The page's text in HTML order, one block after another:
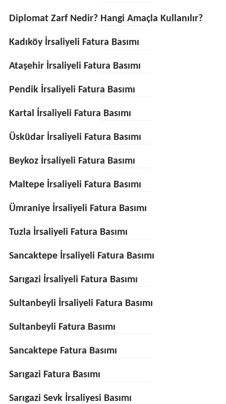
Diplomat Zarf Nedir? Hangi Amaçla Kullanılır?
Kadıköy İrsaliyeli Fatura Basımı
Ataşehir İrsaliyeli Fatura Basımı
Pendik İrsaliyeli Fatura Basımı
Kartal İrsaliyeli Fatura Basımı
Üsküdar İrsaliyeli Fatura Basımı
Beykoz İrsaliyeli Fatura Basımı
Maltepe İrsaliyeli Fatura Basımı
Ümraniye İrsaliyeli Fatura Basımı
Tuzla İrsaliyeli Fatura Basımı
Sancaktepe İrsaliyeli Fatura Basımı
Sarıgazi İrsaliyeli Fatura Basımı
Sultanbeyli İrsaliyeli Fatura Basımı
Sultanbeyli Fatura Basımı
Sancaktepe Fatura Basımı
Sarıgazi Fatura Basımı
Sarıgazi Sevk İrsaliyesi Basımı